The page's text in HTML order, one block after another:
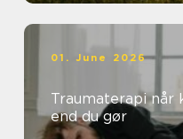
01. June 2026
Traumaterapi når kroppen husker mere
end du gør